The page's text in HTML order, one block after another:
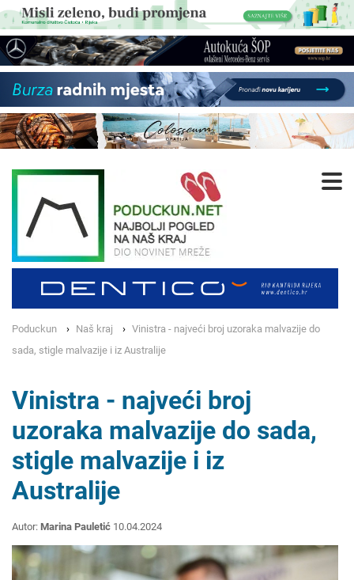
Poduckun Naš kraj
Vinistra - najveći broj uzoraka malvazije do
sada, stigle malvazije i iz Australije
Vinistra - najveći broj
uzoraka malvazije do sada,
stigle malvazije i iz
Australije
Autor: Marina Pauletić 10.04.2024